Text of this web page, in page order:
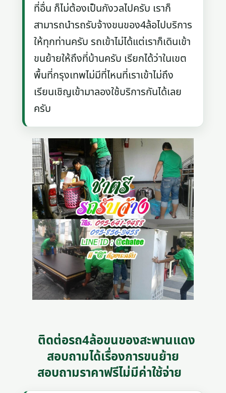
ที่อื่น ก็ไม่ต้องเป็นกังวลไปครับ เราก็
สามารถนำรถรับจ้างขนของ4ล้อไปบริการ
ให้ทุกท่านครับ รถเข้าไม่ได้แต่เราก็เดินเข้า
ขนย้ายให้ถึงที่บ้านครับ เรียกได้ว่าในเขต
พื้นที่กรุงเทพไม่มีที่ไหนที่เราเข้าไม่ถึง
เรียนเชิญเข้ามาลองใช้บริการกันได้เลย
ครับ
ติดต่อรถ4ล้อขนของสะพานแดง
สอบถามได้เรื่องการขนย้าย
สอบถามราคาฟรีไม่มีค่าใช้จ่าย